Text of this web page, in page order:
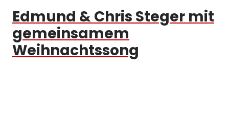
Edmund & Chris Steger mit
gemeinsamem
Weihnachtssong